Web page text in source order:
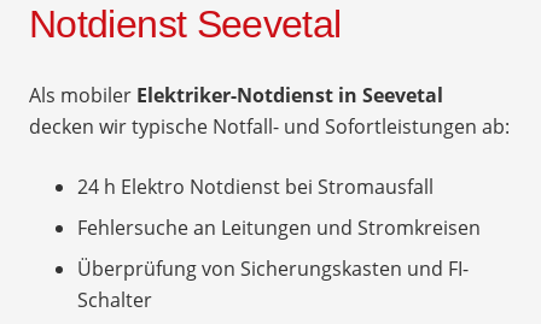
Notdienst Seevetal
Als mobiler Elektriker-Notdienst in Seevetal
decken wir typische Notfall- und Sofortleistungen ab:
24 h Elektro Notdienst bei Stromausfall
Fehlersuche an Leitungen und Stromkreisen
Überprüfung von Sicherungskasten und FI-
Schalter